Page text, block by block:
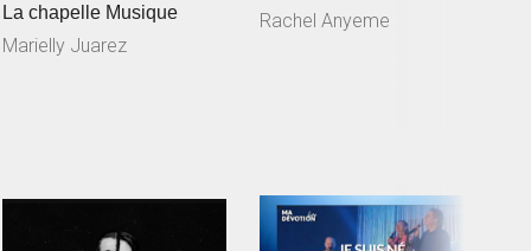
La chapelle Musique
Marielly Juarez
Rachel Anyeme